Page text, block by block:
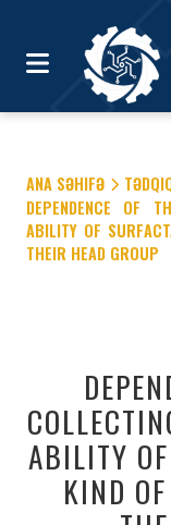
ANA SƏHIFƏ
DEPENDENCE OF
ABILITY OF
THEIR HEAD GROUP
ABILITY
KIND